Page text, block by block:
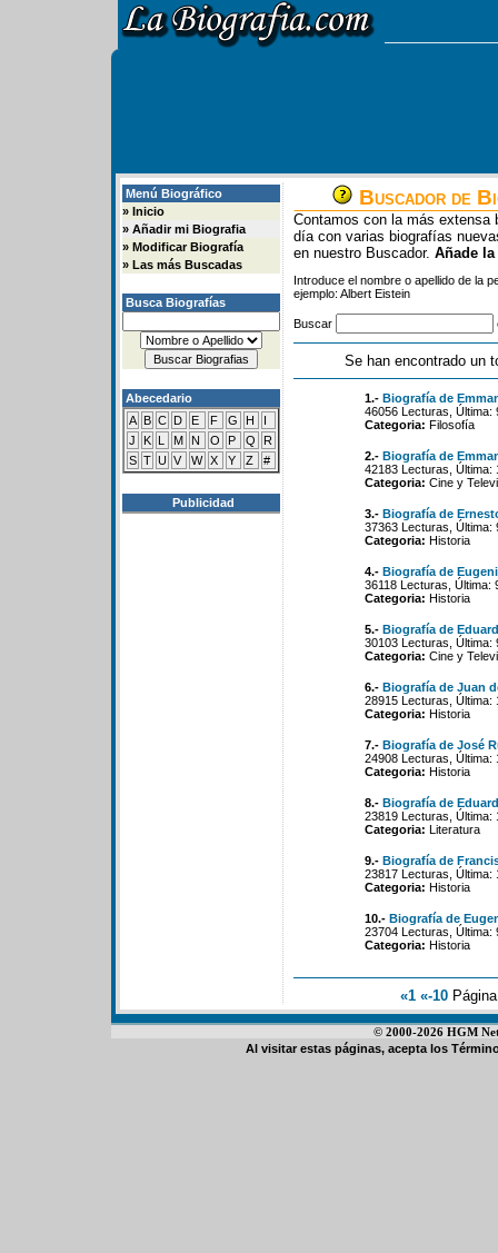
Menú Biográfico
» Inicio
» Añadir mi Biografia
» Modificar Biografía
» Las más Buscadas
Busca Biografías
Abecedario
A B C D E F G H
I
J
K L M N O P Q
R
S T U V W X Y Z #
Publicidad
Buscador de
Contamos con la más extensa
día con varias biografías
en nuestro Buscador. Añade
Introduce el nombre o apellido de la
ejemplo: Albert Eistein
Buscar
Se han encontrado un
1.- Biografía de
46056 Lecturas, Última:
Categoria: Filosofía
2.- Biografía de
42183 Lecturas, Última:
Categoria: Cine y
3.- Biografía de
37363 Lecturas, Última:
Categoria: Historia
4.- Biografía de
36118 Lecturas, Última:
Categoria: Historia
5.- Biografía de
30103 Lecturas, Última:
Categoria: Cine y
6.- Biografía de Juan
28915 Lecturas, Última:
Categoria: Historia
7.- Biografía de José
24908 Lecturas, Última:
Categoria: Historia
8.- Biografía de
23819 Lecturas, Última:
Categoria: Literatura
9.- Biografía de
23817 Lecturas, Última:
Categoria: Historia
10.- Biografía de
23704 Lecturas, Última:
Categoria: Historia
«1 «-10
© 2000-2026 HGM
Al visitar estas páginas, acepta los